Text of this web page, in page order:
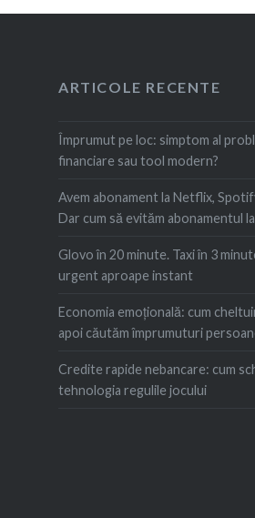
ARTICOLE RECENTE
Împrumut pe loc: simptom al
financiare sau tool modern?
Avem abonament la Netflix,
Dar cum să evităm abonamentul
Glovo în 20 minute. Taxi în 3
urgent aproape instant
Economia emoțională: cum
apoi căutăm împrumuturi
Credite rapide nebancare: cum
tehnologia regulile jocului